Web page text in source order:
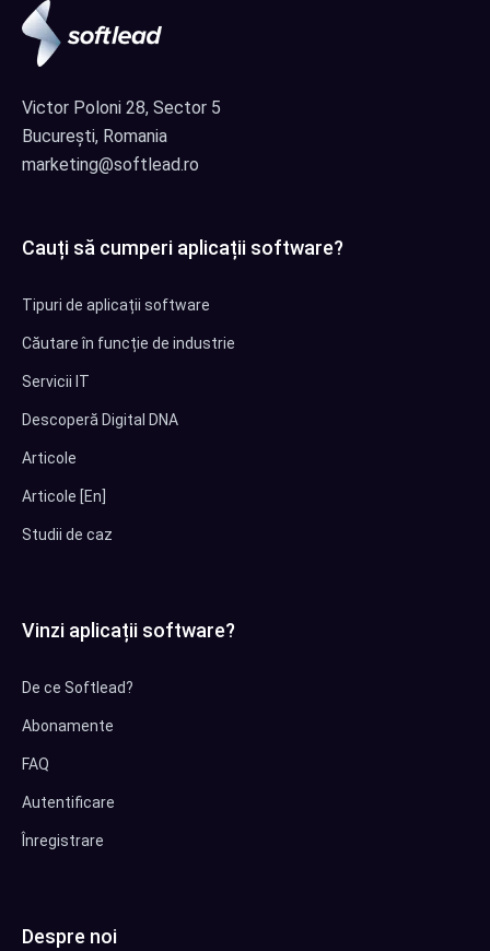
Victor Poloni 28, Sector 5
București, Romania
marketing@softlead.ro
Cauți să cumperi aplicații software?
Tipuri de aplicații software
Căutare în funcție de industrie
Servicii IT
Descoperă Digital DNA
Articole
Articole [En]
Studii de caz
Vinzi aplicații software?
De ce Softlead?
Abonamente
FAQ
Autentificare
Înregistrare
Despre noi